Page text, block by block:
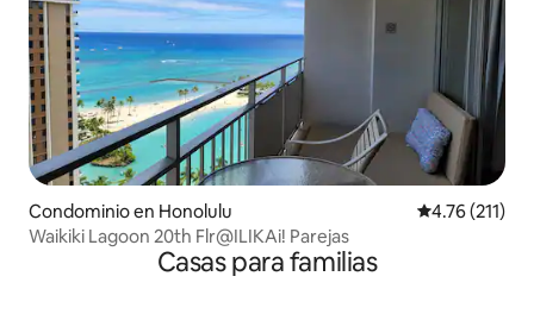
Condominio en Honolulu Calificación
4.76 (211)
Waikiki Lagoon 20th Flr@ILIKAi! Parejas
Casas para familias